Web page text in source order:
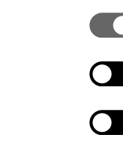
7B5B08863D53
sida är fri att använda